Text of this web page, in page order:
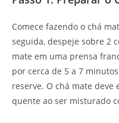
Comece fazendo o chá
seguida, despeje sobre 2
mate em uma prensa
por cerca de 5 a 7
reserve. O chá mate deve
quente ao ser misturado